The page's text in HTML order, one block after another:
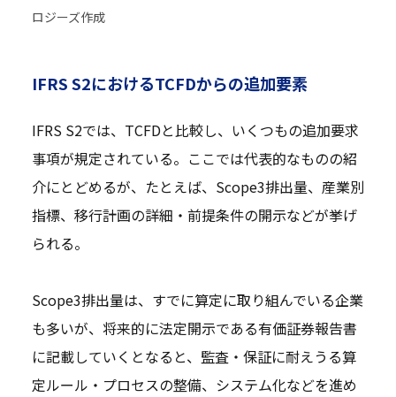
ロジーズ作成
IFRS S2におけるTCFDからの追加要素
IFRS S2では、TCFDと比較し、いくつもの追加要求
事項が規定されている。ここでは代表的なものの紹
介にとどめるが、たとえば、Scope3排出量、産業別
指標、移行計画の詳細・前提条件の開示などが挙げ
られる。
Scope3排出量は、すでに算定に取り組んでいる企業
も多いが、将来的に法定開示である有価証券報告書
に記載していくとなると、監査・保証に耐えうる算
定ルール・プロセスの整備、システム化などを進め